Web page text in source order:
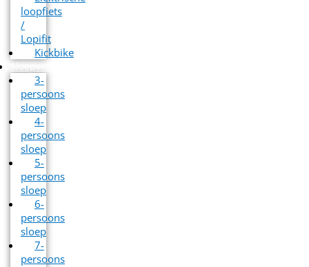
loopfiets
/
Lopifit
Kickbike
Sloepverhuur
3-
persoons
sloep
4-
persoons
sloep
5-
persoons
sloep
6-
persoons
sloep
7-
persoons